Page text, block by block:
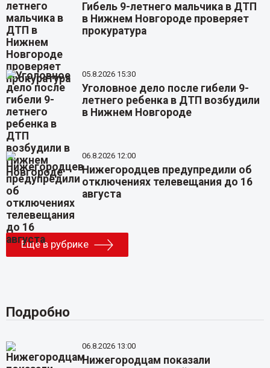
Гибель 9-летнего мальчика в ДТП
в Нижнем Новгороде проверяет
прокуратура
05.8.2026 15:30
Уголовное дело после гибели 9-
летнего ребенка в ДТП возбудили
в Нижнем Новгороде
06.8.2026 12:00
Нижегородцев предупредили об
отключениях телевещания до 16
августа
Еще в рубрике
Подробно
06.8.2026 13:00
Нижегородцам показали